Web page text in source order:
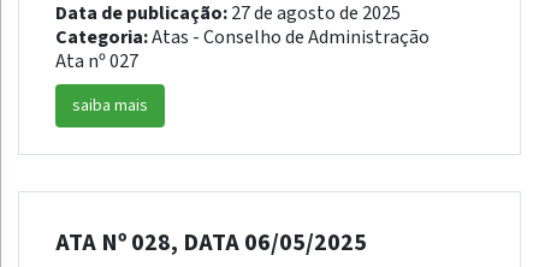
Data de publicação:27 de agosto de 2025
Categoria:Atas - Conselho de Administração
Ata nº 027
saiba mais
ATA Nº 028, DATA 06/05/2025